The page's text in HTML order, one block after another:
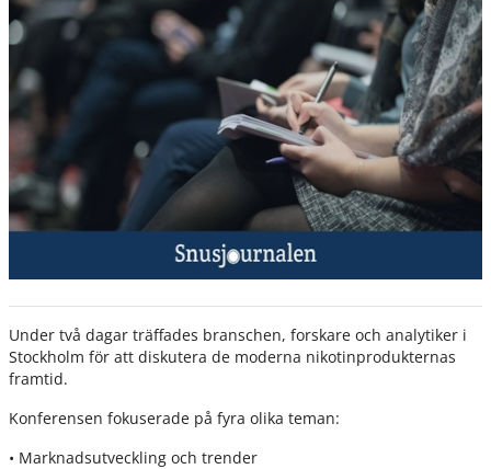
Under två dagar träffades branschen, forskare och analytiker i
Stockholm för att diskutera de moderna nikotinprodukternas
framtid.
Konferensen fokuserade på fyra olika teman:
• Marknadsutveckling och trender